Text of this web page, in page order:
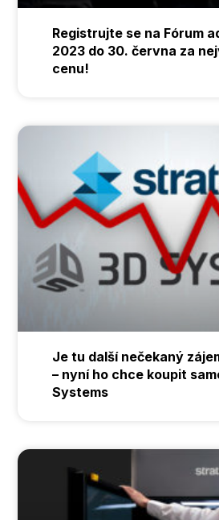
Registrujte se na Fórum
2023 do 30. června za
cenu!
Je tu další nečekaný
– nyní ho chce koupit
Systems